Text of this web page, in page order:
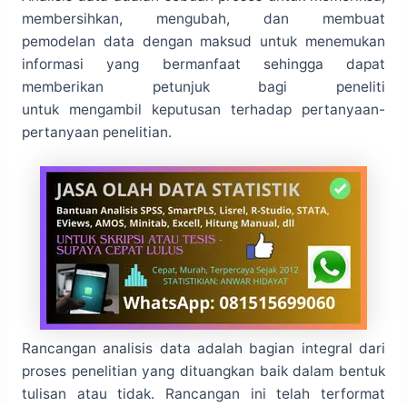
membersihkan, mengubah, dan membuat
pemodelan data dengan maksud untuk menemukan
informasi yang bermanfaat sehingga dapat
memberikan petunjuk bagi peneliti
untuk mengambil keputusan terhadap pertanyaan-
pertanyaan penelitian.
Rancangan analisis data adalah bagian integral dari
proses penelitian yang dituangkan baik dalam bentuk
tulisan atau tidak. Rancangan ini telah terformat